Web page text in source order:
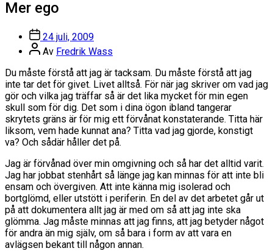
Mer ego
Inläggsdatum
24 juli, 2009
Inläggsförfattare
Av Fredrik Wass
Du måste förstå att jag är tacksam. Du måste förstå att jag
inte tar det för givet. Livet alltså. För när jag skriver om vad jag
gör och vilka jag träffar så är det lika mycket för min egen
skull som för dig. Det som i dina ögon ibland tangerar
skrytets gräns är för mig ett förvånat konstaterande. Titta här
liksom, vem hade kunnat ana? Titta vad jag gjorde, konstigt
va? Och sådär håller det på.
Jag är förvånad över min omgivning och så har det alltid varit.
Jag har jobbat stenhårt så länge jag kan minnas för att inte bli
ensam och övergiven. Att inte känna mig isolerad och
bortglömd, eller utstött i periferin. En del av det arbetet går ut
på att dokumentera allt jag är med om så att jag inte ska
glömma. Jag måste minnas att jag finns, att jag betyder något
för andra än mig själv, om så bara i form av att vara en
avlägsen bekant till någon annan.